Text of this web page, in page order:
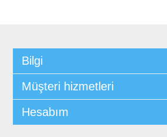
Bilgi
Müşteri hizmetleri
Hesabım